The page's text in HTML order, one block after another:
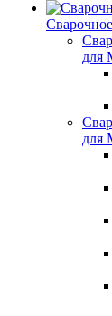
для
для